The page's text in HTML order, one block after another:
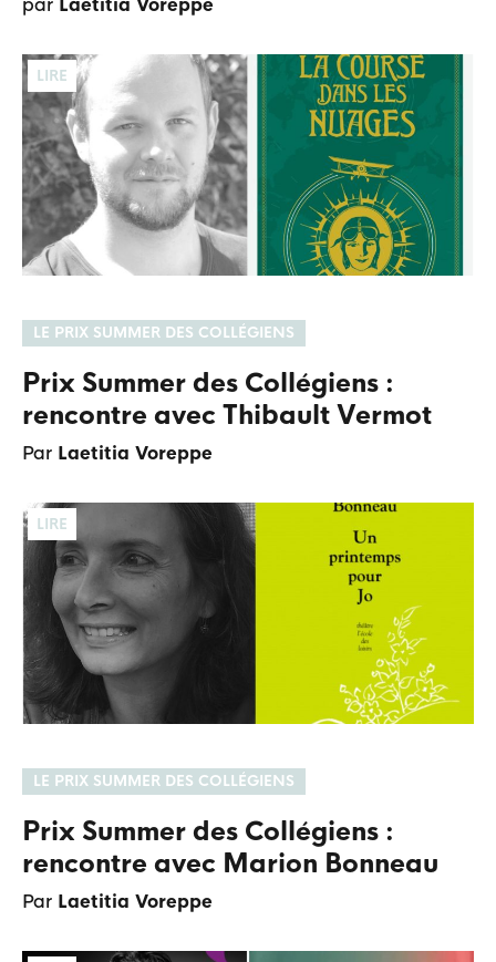
par Laetitia Voreppe
LIRE
LE PRIX SUMMER DES COLLÉGIENS
Prix Summer des Collégiens :
rencontre avec Thibault Vermot
Par Laetitia Voreppe
LIRE
LE PRIX SUMMER DES COLLÉGIENS
Prix Summer des Collégiens :
rencontre avec Marion Bonneau
Par Laetitia Voreppe